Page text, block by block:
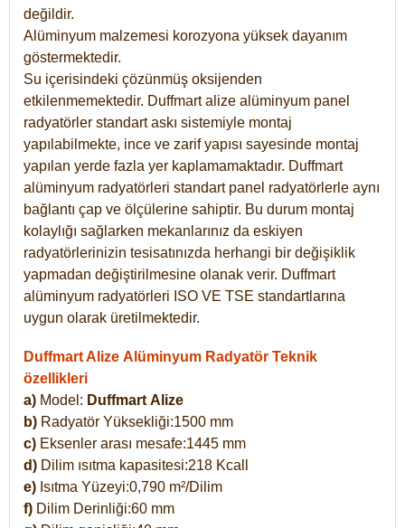
değildir.
Alüminyum malzemesi korozyona yüksek dayanım
göstermektedir.
Su içerisindeki çözünmüş oksijenden
etkilenmemektedir. Duffmart alize alüminyum panel
radyatörler standart askı sistemiyle montaj
yapılabilmekte, ince ve zarif yapısı sayesinde montaj
yapılan yerde fazla yer kaplamamaktadır. Duffmart
alüminyum radyatörleri standart panel radyatörlerle aynı
bağlantı çap ve ölçülerine sahiptir. Bu durum montaj
kolaylığı sağlarken mekanlarınız da eskiyen
radyatörlerinizin tesisatınızda herhangi bir değişiklik
yapmadan değiştirilmesine olanak verir. Duffmart
alüminyum radyatörleri ISO VE TSE standartlarına
uygun olarak üretilmektedir.
Duffmart Alize Alüminyum Radyatör Teknik
özellikleri
a) Model: Duffmart Alize
b) Radyatör Yüksekliği:1500 mm
c) Eksenler arası mesafe:1445 mm
d) Dilim ısıtma kapasitesi:218 Kcall
e) Isıtma Yüzeyi:0,790 m²/Dilim
f) Dilim Derinliği:60 mm